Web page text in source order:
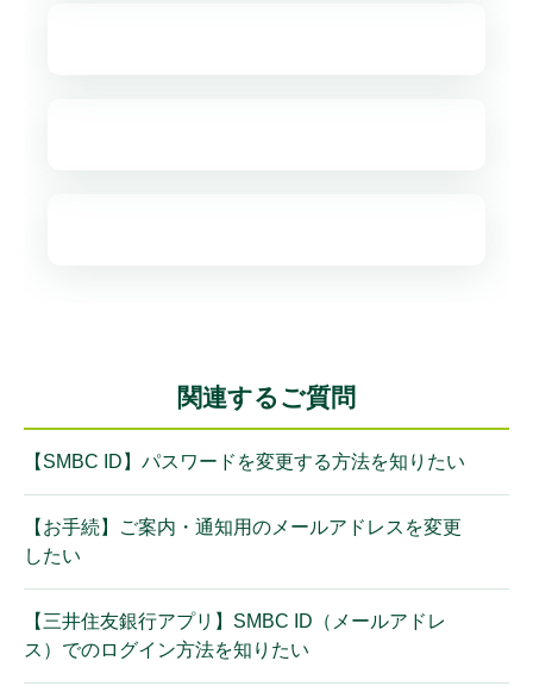
関連するご質問
【SMBC ID】パスワードを変更する方法を知りたい
【お手続】ご案内・通知用のメールアドレスを変更
したい
【三井住友銀行アプリ】SMBC ID（メールアドレ
ス）でのログイン方法を知りたい